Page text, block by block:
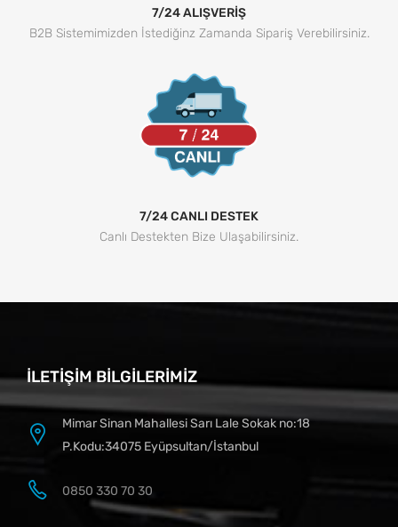
7/24 ALIŞVERİŞ
B2B Sistemimizden İstediğinz Zamanda Sipariş Verebilirsiniz.
7/24 CANLI DESTEK
Canlı Destekten Bize Ulaşabilirsiniz.
İLETIŞIM BILGILERIMIZ
Mimar Sinan Mahallesi Sarı Lale Sokak no:18
P.Kodu:34075 Eyüpsultan/İstanbul
0850 330 70 30